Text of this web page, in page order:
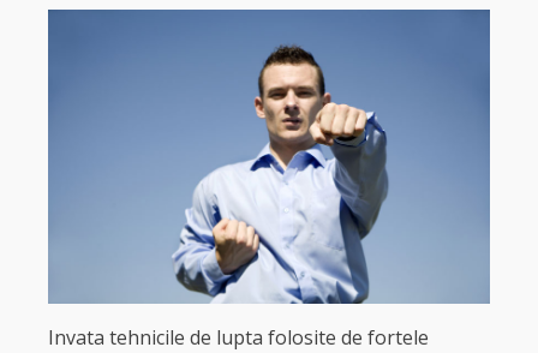
Invata tehnicile de lupta folosite de fortele